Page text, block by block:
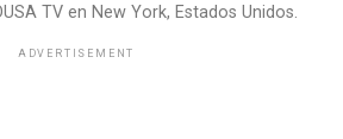
TV en New York, Estados Unidos.
ADVERTISEMENT